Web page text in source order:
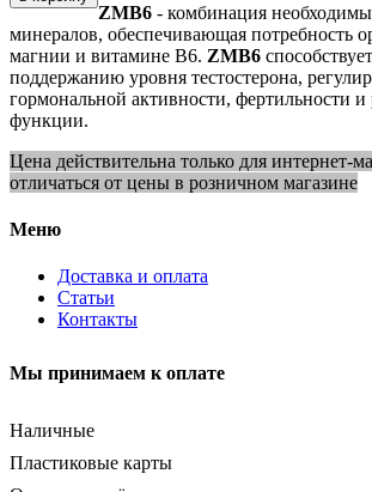
ZMB6 - комбинация
минералов, обеспечивающая потребность
магнии и витамине В6. ZMB6
поддержанию уровня тестостерона,
гормональной активности, фертильности
функции.
Цена действительна только для интернет-
отличаться от цены в розничном магазине
Меню
Доставка и оплата
Статьи
Контакты
Мы принимаем к оплате
Наличные
Пластиковые карты